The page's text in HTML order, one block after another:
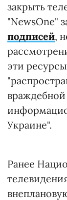
закрыть
"NewsOne"
подписей,
эти
Украине".
Ранее